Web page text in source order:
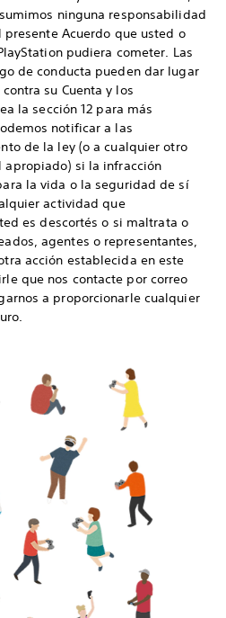
ninguna responsabilidad
Acuerdo que usted o
pudiera cometer. Las
de conducta pueden dar lugar
su Cuenta y los
la sección 12 para más
notificar a las
de la ley (o a cualquier otro
si la infracción
la vida o la seguridad de sí
actividad que
es descortés o si maltrata o
agentes o representantes,
acción establecida en este
que nos contacte por correo
a proporcionarle cualquier